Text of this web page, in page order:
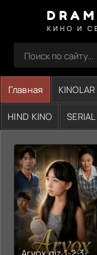
КИНО И
Главная
HIND KINO SERIAL